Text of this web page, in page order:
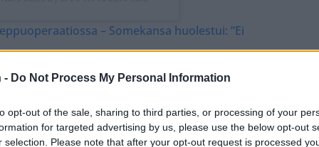
- Do Not Process My Personal Information
opt-out of the sale, sharing to third parties, or processing of your
for targeted advertising by us, please use the below opt-out
selection. Please note that after your opt-out request is processed
– Somekansa huolestui: ”Ei
palasi brazilian butt lift eli BBL-operaationsa
treenitauon jälkeen. Silloin ohjelmassa oli
peppu ehti silti varastaa pääroolin